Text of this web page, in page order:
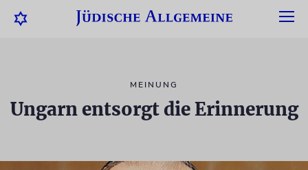
MEINUNG
Ungarn entsorgt die Erinnerung